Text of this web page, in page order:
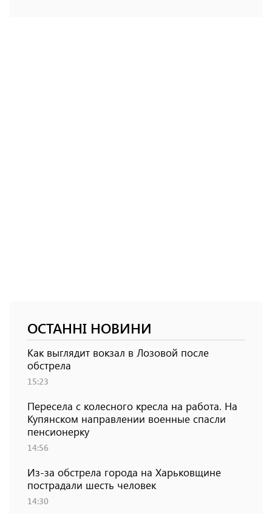
ОСТАННІ НОВИНИ
Как выглядит вокзал в Лозовой после
обстрела
15:23
Пересела с колесного кресла на работа. На
Купянском направлении военные спасли
пенсионерку
14:56
Из-за обстрела города на Харьковщине
пострадали шесть человек
14:30